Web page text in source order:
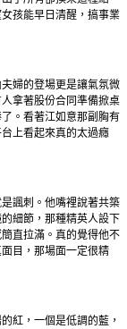
孩能早日清醒，搞事業
婦的登場更是讓氣氛微
拿著股份合同準備掀桌
。看著江如意那副胸有
上看起來真的太過癮
諷刺。他嘴裡說著共築
細節，那種精英人設下
直拉滿。真的覺得他不
目，那場面一定很精
紅，一個是低調的藍，